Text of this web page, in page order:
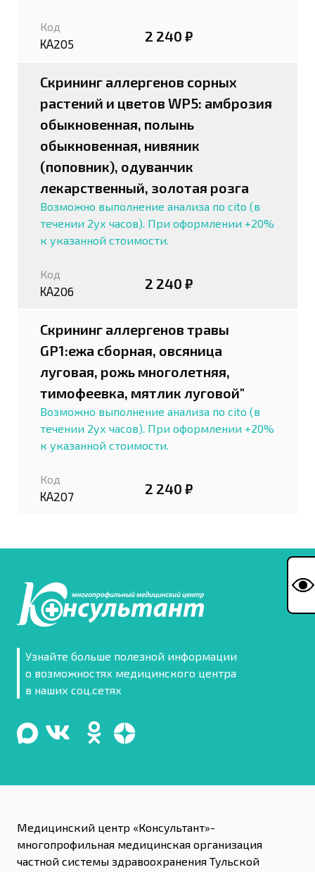
Код
КА205 2 240 ₽
Скрининг аллергенов сорных
растений и цветов WP5: амброзия
обыкновенная, полынь
обыкновенная, нивяник
(поповник), одуванчик
лекарственный, золотая розга
Возможно выполнение анализа по cito (в
течении 2ух часов). При оформлении +20%
к указанной стоимости.
Код
КА206 2 240 ₽
Скрининг аллергенов травы
GP1:ежа сборная, овсяница
луговая, рожь многолетняя,
тимофеевка, мятлик луговой"
Возможно выполнение анализа по cito (в
течении 2ух часов). При оформлении +20%
к указанной стоимости.
Код
КА207 2 240 ₽
Узнайте больше полезной информации
о возможностях медицинского центра
в наших соц.сетях
Медицинский центр «Консультант»-
многопрофильная медицинская организация
частной системы здравоохранения Тульской